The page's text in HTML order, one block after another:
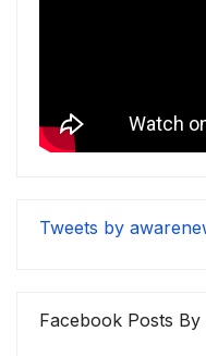
Tweets by
Facebook Posts